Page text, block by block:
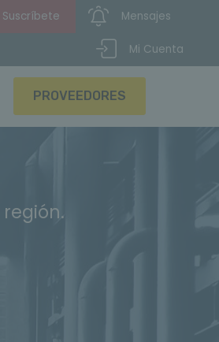
Suscríbete Mensajes
Mi Cuenta
PROVEEDORES